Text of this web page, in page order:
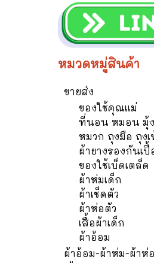
หมวดหมู่สินค้า
ขายส่ง
ของใช้คุณแม่
ที่นอน หมอน มุ้ง
หมวก ถุงมือ ถุงเ
ผ้ายางรองกันเ
ของใช้เบ็ดเตล็ด
ผ้าห่มเด็ก
ผ้าเช็ดตัว
ผ้าห่อตัว
เสื้อผ้าเด็ก
ผ้าอ้อม
ผ้าอ้อม-ผ้าห่ม-ผ้าห่